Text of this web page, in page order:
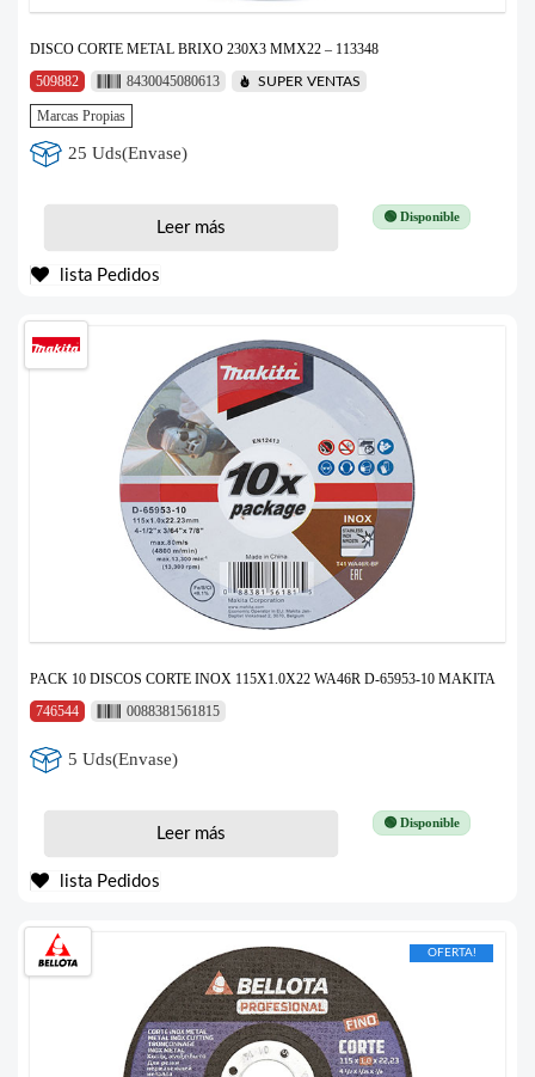
DISCO CORTE METAL BRIXO 230X3 MMX22 – 113348
509882
8430045080613 SUPER VENTAS
Marcas Propias
25 Uds(Envase)
🟢 Disponible
Leer más
lista Pedidos
PACK 10 DISCOS CORTE INOX 115X1.0X22 WA46R D-65953-10 MAKITA
746544
0088381561815
5 Uds(Envase)
🟢 Disponible
Leer más
lista Pedidos
OFERTA!